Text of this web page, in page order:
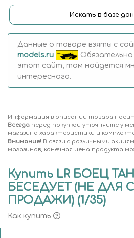
Искать в базе
Данные о товаре взяты с
models.ru
этот сайт, там найдется
интересного.
Информация в описании товара
Всегда перед покупкой уточняйте у
магазина характеристики и
Внимание! В связи с различными
магазинов, конечная цена продукта
Купить LR БОЕЦ
БЕСЕДУЕТ (НЕ ДЛЯ
ПРОДАЖИ) (1/35)
Как купить